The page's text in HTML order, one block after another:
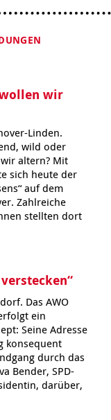
wir
Linden.
wild oder
altern? Mit
sich heute der
auf dem
Zahlreiche
stellten dort
Das AWO
ein
Seine Adresse
konsequent
durch das
Bender, SPD-
darüber,